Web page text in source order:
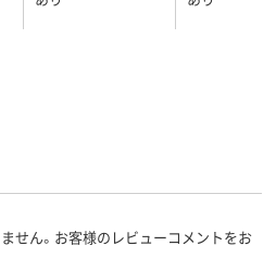
せん。お客様のレビューコメントをお